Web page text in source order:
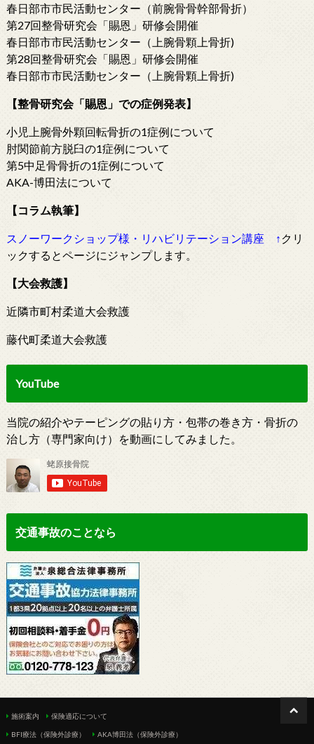
春日部市市民活動センター（前腕骨骨幹部骨折）
第27回整骨研究会「賜恩」研修会開催
春日部市市民活動センター（上腕骨顆上骨折)
第28回整骨研究会「賜恩」研修会開催
春日部市市民活動センター（上腕骨顆上骨折)
【整骨研究会「賜恩」での症例発表】
小児上腕骨外顆回転骨折の1症例について
肘関節前方脱臼の1症例について
第5中足骨骨折の1症例について
AKA-博田法について
【コラム執筆】
スノーワークショップ様・リハビリテーション講座 ↑ クリ
ックするとページにジャンプします。
【大会救護】
近隣市町村柔道大会救護
藤代町柔道大会救護
YouTube
当院の紹介やテーピングの貼り方・包帯の巻き方・骨折の
治し方（専門家向け）を動画にしてみました。
交通事故のことなら
施術案内 保険適応について
BFI療法（保険外診療） AKA博田法（保険外診療）